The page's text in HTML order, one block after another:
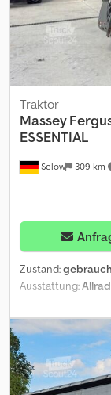
Selow 309 km
Traktor
Massey
ESSENTIAL
Zustand:
Ausstattung:
gebrauchter MF
Lastschaltgetriebe
Wendeschaltung